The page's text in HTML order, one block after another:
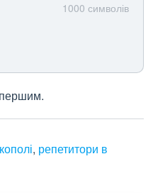
1000 символів
першим.
, репетитори в